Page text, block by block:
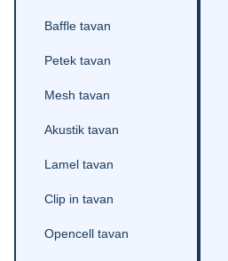
Baffle tavan
Petek tavan
Mesh tavan
Akustik tavan
Lamel tavan
Clip in tavan
Opencell tavan